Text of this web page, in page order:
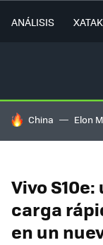
ANÁLISIS
HOY SE HABLA
China Elon
Vivo
carga
en un